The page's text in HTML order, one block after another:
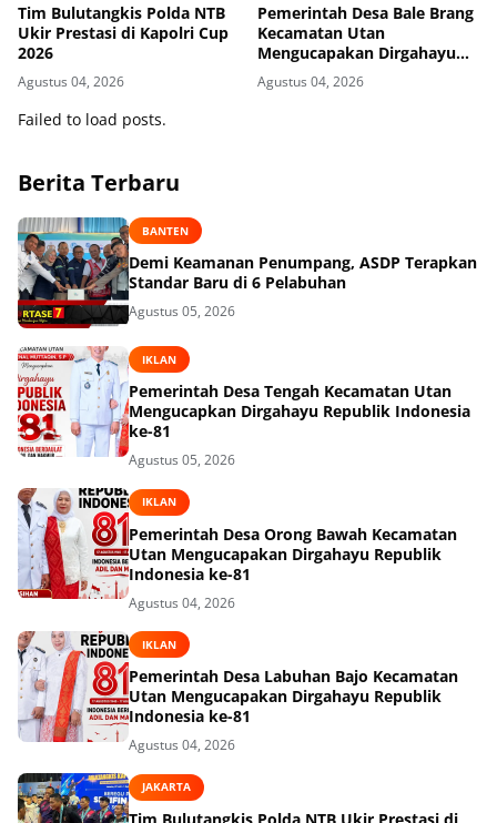
Tim Bulutangkis Polda NTB
Ukir Prestasi di Kapolri Cup
2026
Agustus 04, 2026
Pemerintah Desa Bale Brang
Kecamatan Utan
Mengucapakan Dirgahayu
Republik Indonesia ke-81
Agustus 04, 2026
Failed to load posts.
Berita Terbaru
BANTEN
Demi Keamanan Penumpang, ASDP Terapkan
Standar Baru di 6 Pelabuhan
Agustus 05, 2026
IKLAN
Pemerintah Desa Tengah Kecamatan Utan
Mengucapkan Dirgahayu Republik Indonesia
ke-81
Agustus 05, 2026
IKLAN
Pemerintah Desa Orong Bawah Kecamatan
Utan Mengucapakan Dirgahayu Republik
Indonesia ke-81
Agustus 04, 2026
IKLAN
Pemerintah Desa Labuhan Bajo Kecamatan
Utan Mengucapakan Dirgahayu Republik
Indonesia ke-81
Agustus 04, 2026
JAKARTA